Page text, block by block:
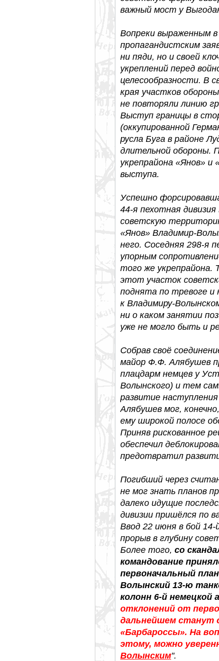
важный мост у
Вопреки выраженным в
пропагандистским
ни пяди, но и своей
укреплений перед
целесообразности. В
края участков
не повторяли линию
Выступ границы в
(оккупированной
русла Буга в районе
длительной обороны.
укрепрайона «Янов» и
выступа.
Успешно
44-я пехотная
советскую
«Янов» Владимир-
него. Соседняя 298-я
упорным
того же укрепрайона.
этот участок
поднята по тревоге и
к Владимиру-
ни о каком занятии
уже не могло быть и
Собрав своё
майор Ф.Ф. Алябушев
плацдарм немцев у
Волынского) и тем
развитие
Алябушев мог,
ему широкой полосе
Приняв рискованное
обеспечил
предотвратил
Погибший через
не мог знать планов
далеко идущие
дивизии пришёлся по
Ввод 22 июня в бой 14-
прорыв в глубину
Более того, со
командование
первоначальный
Волынский 13-ю
колонн 6-й немецкой
отклонений от
дальнейшем станут
«Барбароссы». На
этому, можно
Волынским".